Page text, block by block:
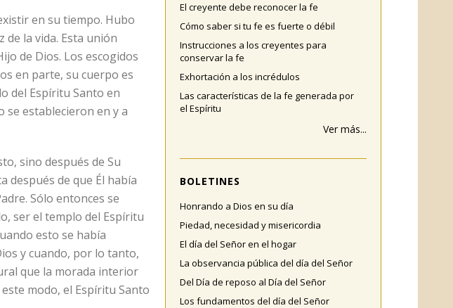
en su tiempo. Hubo
la vida. Esta unión
de Dios. Los escogidos
en parte, su cuerpo es
del Espíritu Santo en
se establecieron en y a
sino después de Su
después de que Él había
Sólo entonces se
ser el templo del Espíritu
esto se había
y cuando, por lo tanto,
que la morada interior
modo, el Espíritu Santo
El creyente debe reconocer la fe
Cómo saber si tu fe es fuerte o débil
Instrucciones a los creyentes para
conservar la fe
Exhortación a los incrédulos
Las características de la fe generada por
el Espíritu
Ver más...
BOLETINES
Honrando a Dios en su día
Piedad, necesidad y misericordia
El día del Señor en el hogar
La observancia pública del día del Señor
Del Día de reposo al Día del Señor
Los fundamentos del día del Señor